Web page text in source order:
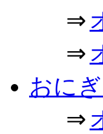
⇒
⇒
おに
⇒